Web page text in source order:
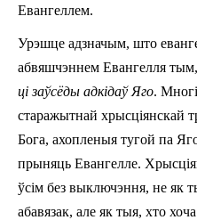
Евангеллем.
Урэшце адзначым, што
абвяшчэннем Евангелля тым,
ці заўсёды адкідаў Яго.
старажытнай хрысціянскай
Бога, ахопленыя тугой па
прыняць Евангелле.
ўсім без выключэння, не як
абавязак, але як тыя, хто